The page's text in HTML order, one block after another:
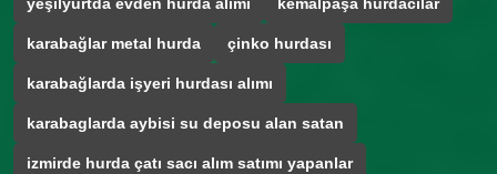
karabağlar metal hurda çinko hurdası
karabağlarda işyeri hurdası alımı
karabaglarda aybisi su deposu alan satan
izmirde hurda çatı sacı alım satımı yapanlar